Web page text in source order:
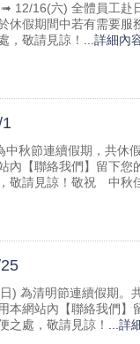
12/16(六) 全體員工
休假期間中若有需要
，敬請見諒！
...詳細內
1
秋節連續假期，共休
內【聯絡我們】留下
敬請見諒！敬祝 中秋
) 為清明節連續假期。
本網站內【聯絡我們
之處，敬請見諒！
...詳